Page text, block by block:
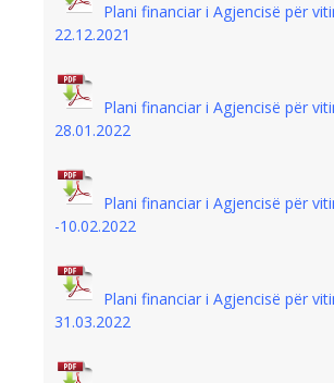
Plani financiar i Agjencisë për
22.12.2021
Plani financiar i Agjencisë për
28.01.2022
Plani financiar i Agjencisë për
-10.02.2022
Plani financiar i Agjencisë për
31.03.2022